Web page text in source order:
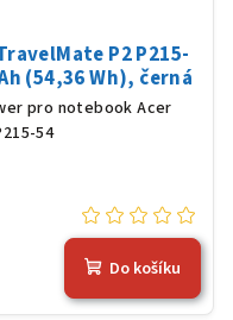
P2 P215-
(54,36 Wh), černá
pro notebook Acer
54
Do košíku